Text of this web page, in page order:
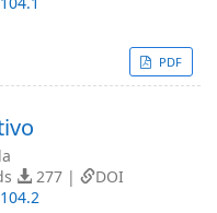
PDF
277 |
DOI